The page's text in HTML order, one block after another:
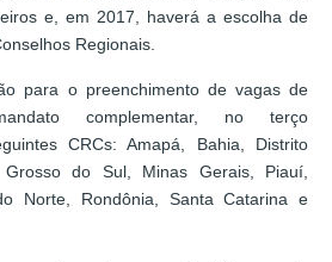
e, em 2017, haverá a escolha de
Regionais.
para o preenchimento de vagas de
complementar, no terço
CRCs: Amapá, Bahia, Distrito
do Sul, Minas Gerais, Piauí,
Norte, Rondônia, Santa Catarina e